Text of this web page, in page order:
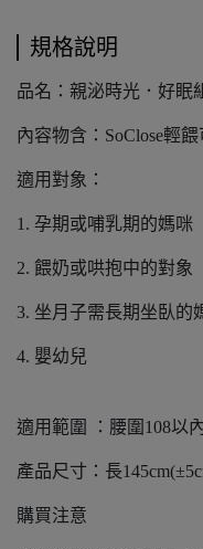
規格說明
品名：親泌時光．好眠
內容物含：SoClose輕
適用對象：
1. 孕期或哺乳期的媽咪
2. 餵奶或哄抱中的對象
3. 坐月子需長期坐臥的
4. 嬰幼兒
適用範圍 ：腰圍108以
產品尺寸：長
購買注意